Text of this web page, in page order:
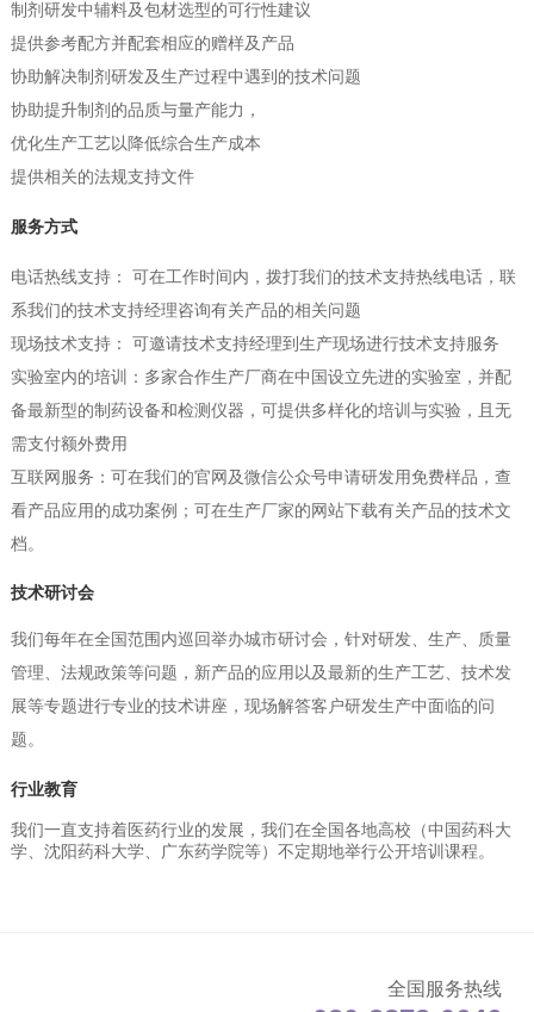
制剂研发中辅料及包材选型的可行性建议
提供参考配方并配套相应的赠样及产品
协助解决制剂研发及生产过程中遇到的技术问题
协助提升制剂的品质与量产能力，
优化生产工艺以降低综合生产成本
提供相关的法规支持文件
服务方式
电话热线支持： 可在工作时间内，拨打我们的技术支持热线电话，联
系我们的技术支持经理咨询有关产品的相关问题
现场技术支持： 可邀请技术支持经理到生产现场进行技术支持服务
实验室内的培训：多家合作生产厂商在中国设立先进的实验室，并配
备最新型的制药设备和检测仪器，可提供多样化的培训与实验，且无
需支付额外费用
互联网服务：可在我们的官网及微信公众号申请研发用免费样品，查
看产品应用的成功案例；可在生产厂家的网站下载有关产品的技术文
档。
技术研讨会
我们每年在全国范围内巡回举办城市研讨会，针对研发、生产、质量
管理、法规政策等问题，新产品的应用以及最新的生产工艺、技术发
展等专题进行专业的技术讲座，现场解答客户研发生产中面临的问
题。
行业教育
我们一直支持着医药行业的发展，我们在全国各地高校（中国药科大
学、沈阳药科大学、广东药学院等）不定期地举行公开培训课程。
全国服务热线